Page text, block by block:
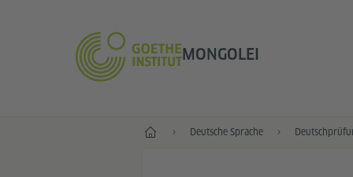
MONGOLEI
Start Deutsche Sprache